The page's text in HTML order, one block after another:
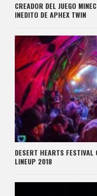
CREADOR DEL JUEGO
INEDITO DE APHEX TWIN
DESERT HEARTS
LINEUP 2018